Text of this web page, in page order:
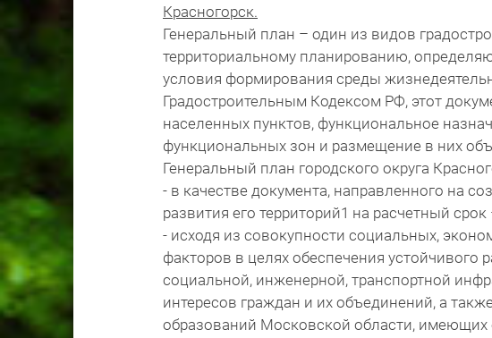
Красногорск.
Генеральный план – один из видов
территориальному планированию,
условия формирования среды
Градостроительным Кодексом РФ, этот
населенных пунктов, функциональное
функциональных зон и размещение в них
Генеральный план городского округа
- в качестве документа, направленного на
развития его территорий1 на расчетный срок
- исходя из совокупности социальных,
факторов в целях обеспечения устойчивого
социальной, инженерной, транспортной
интересов граждан и их объединений, а
образований Московской области, имеющих